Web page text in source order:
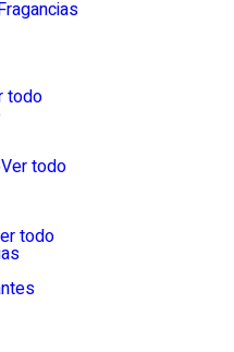
todo
Ver todo
todo